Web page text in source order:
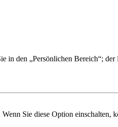
in den „Persönlichen Bereich“;
Sie diese Option einschalten,